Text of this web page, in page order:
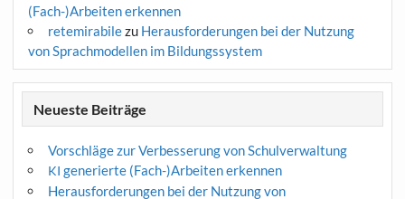
(Fach-)Arbeiten erkennen
retemirabilezu Herausforderungen bei der Nutzung
von Sprachmodellen im Bildungssystem
Neueste Beiträge
Vorschläge zur Verbesserung von Schulverwaltung
KI generierte (Fach-)Arbeiten erkennen
Herausforderungen bei der Nutzung von